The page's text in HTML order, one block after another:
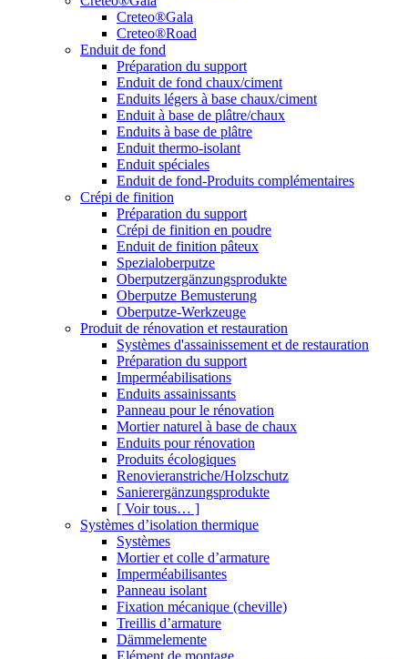
Creteo®Gala
Creteo®Road
Enduit de fond
Préparation du support
Enduit de fond chaux/ciment
Enduits légers à base chaux/ciment
Enduit à base de plâtre/chaux
Enduits à base de plâtre
Enduit thermo-isolant
Enduit spéciales
Enduit de fond-Produits complémentaires
Crépi de finition
Préparation du support
Crépi de finition en poudre
Enduit de finition pâteux
Spezialoberputze
Oberputzergänzungsprodukte
Oberputze Bemusterung
Oberputze-Werkzeuge
Produit de rénovation et restauration
Systèmes d'assainissement et de restauration
Préparation du support
Imperméabilisations
Enduits assainissants
Panneau pour le rénovation
Mortier naturel à base de chaux
Enduits pour rénovation
Produits écologiques
Renovieranstriche/Holzschutz
Sanierergänzungsprodukte
[ Voir tous… ]
Systèmes d’isolation thermique
Systèmes
Mortier et colle d’armature
Imperméabilisantes
Panneau isolant
Fixation mécanique (cheville)
Treillis d’armature
Dämmelemente